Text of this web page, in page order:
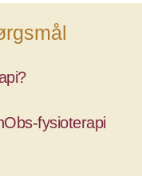
fysioterapi